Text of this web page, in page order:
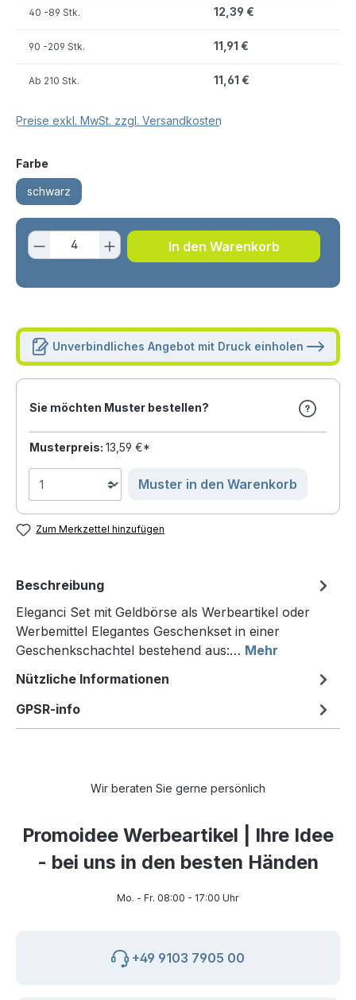
40 -89 Stk. 12,39 €
90 -209 Stk. 11,91 €
Ab 210 Stk. 11,61 €
Preise exkl. MwSt. zzgl. Versandkosten
Farbe
schwarz
Produkt Anzahl: Gib den
In den Warenkorb
Unverbindliches Angebot mit Druck einholen
Sie möchten Muster bestellen?
Musterpreis: 13,59 €*
Muster in den Warenkorb
Zum Merkzettel hinzufügen
Beschreibung
Eleganci Set mit Geldbörse als Werbeartikel oder
Werbemittel Elegantes Geschenkset in einer
Geschenkschachtel bestehend aus:… Mehr
Nützliche Informationen
GPSR-info
Wir beraten Sie gerne persönlich
Promoidee Werbeartikel | Ihre Idee
- bei uns in den besten Händen
Mo. - Fr. 08:00 - 17:00 Uhr
+49 9103 7905 00